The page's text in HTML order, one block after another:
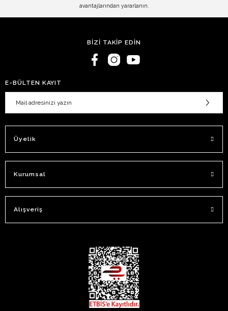
avantajlarından yararlanın.
BİZİ TAKİP EDİN
E-BÜLTEN KAYIT
Üyelik
Kurumsal
Alışveriş